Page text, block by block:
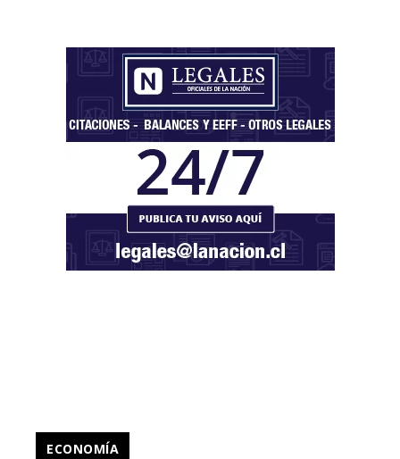
ECONOMÍA